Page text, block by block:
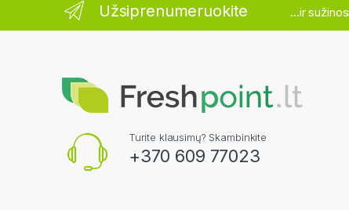
Užsiprenumeruokite ...ir
Turite klausimų? Skambinkite
+370 609 77023